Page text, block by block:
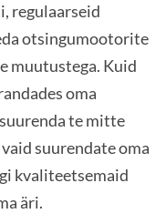
regulaarseid
otsingumootorite
muutustega. Kuid
oma
te mitte
suurendate oma
kvaliteetsemaid
äri.